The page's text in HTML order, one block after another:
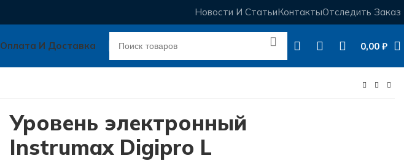
Новости И СтатьиКонтактыОтследить Заказ
Оплата И Доставка 0,00 ₽
Уровень электронный
Instrumax Digipro L